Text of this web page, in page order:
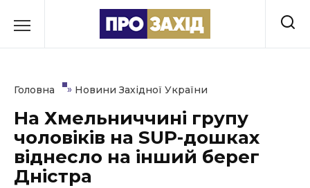
до
Культура
Освіта
Головна » Новини Західної України
На Хмельниччині групу
чоловіків на SUP-дошках
віднесло на інший берег
Дністра